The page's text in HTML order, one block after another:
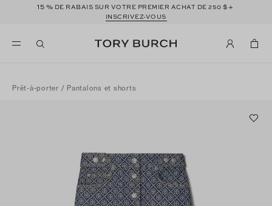
15 % DE RABAIS SUR VOTRE PREMIER ACHAT DE 250$+
INSCRIVEZ-VOUS
Prêt-à-porter / Pantalons et shorts